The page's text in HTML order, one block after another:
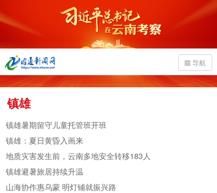
导航
镇雄
镇雄暑期留守儿童托管班开班
镇雄：夏日黄昏入画来
地质灾害发生前，云南多地安全转移183人
镇雄避暑旅居持续升温
山海协作惠乌蒙 明灯铺就振兴路